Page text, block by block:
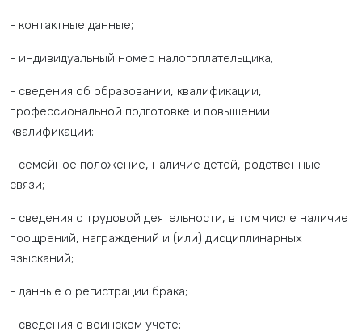
- контактные данные;
- индивидуальный номер налогоплательщика;
- сведения об образовании, квалификации,
профессиональной подготовке и повышении
квалификации;
- семейное положение, наличие детей, родственные
связи;
- сведения о трудовой деятельности, в том числе наличие
поощрений, награждений и (или) дисциплинарных
взысканий;
- данные о регистрации брака;
- сведения о воинском учете;